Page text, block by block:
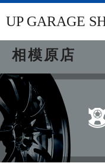
UP GARAGE
相模原店